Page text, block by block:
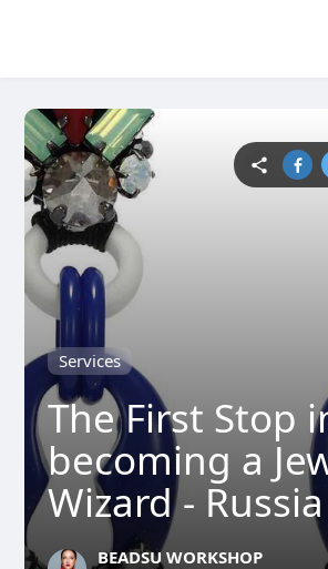
Services
The First Stop
becoming a
Wizard - Russia
BEADSU WORKSHOP